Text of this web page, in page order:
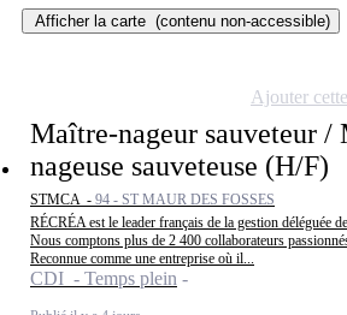
Afficher la carte (contenu non-accessible)
Maître-nageur sauveteur /
nageuse sauveteuse (H/F)
STMCA - 94 - ST MAUR DES FOSSES
RÉCRÉA est le leader français de la gestion déléguée
Nous comptons plus de 2 400 collaborateurs
Reconnue comme une entreprise où il...
CDI - Temps plein
Ajouter